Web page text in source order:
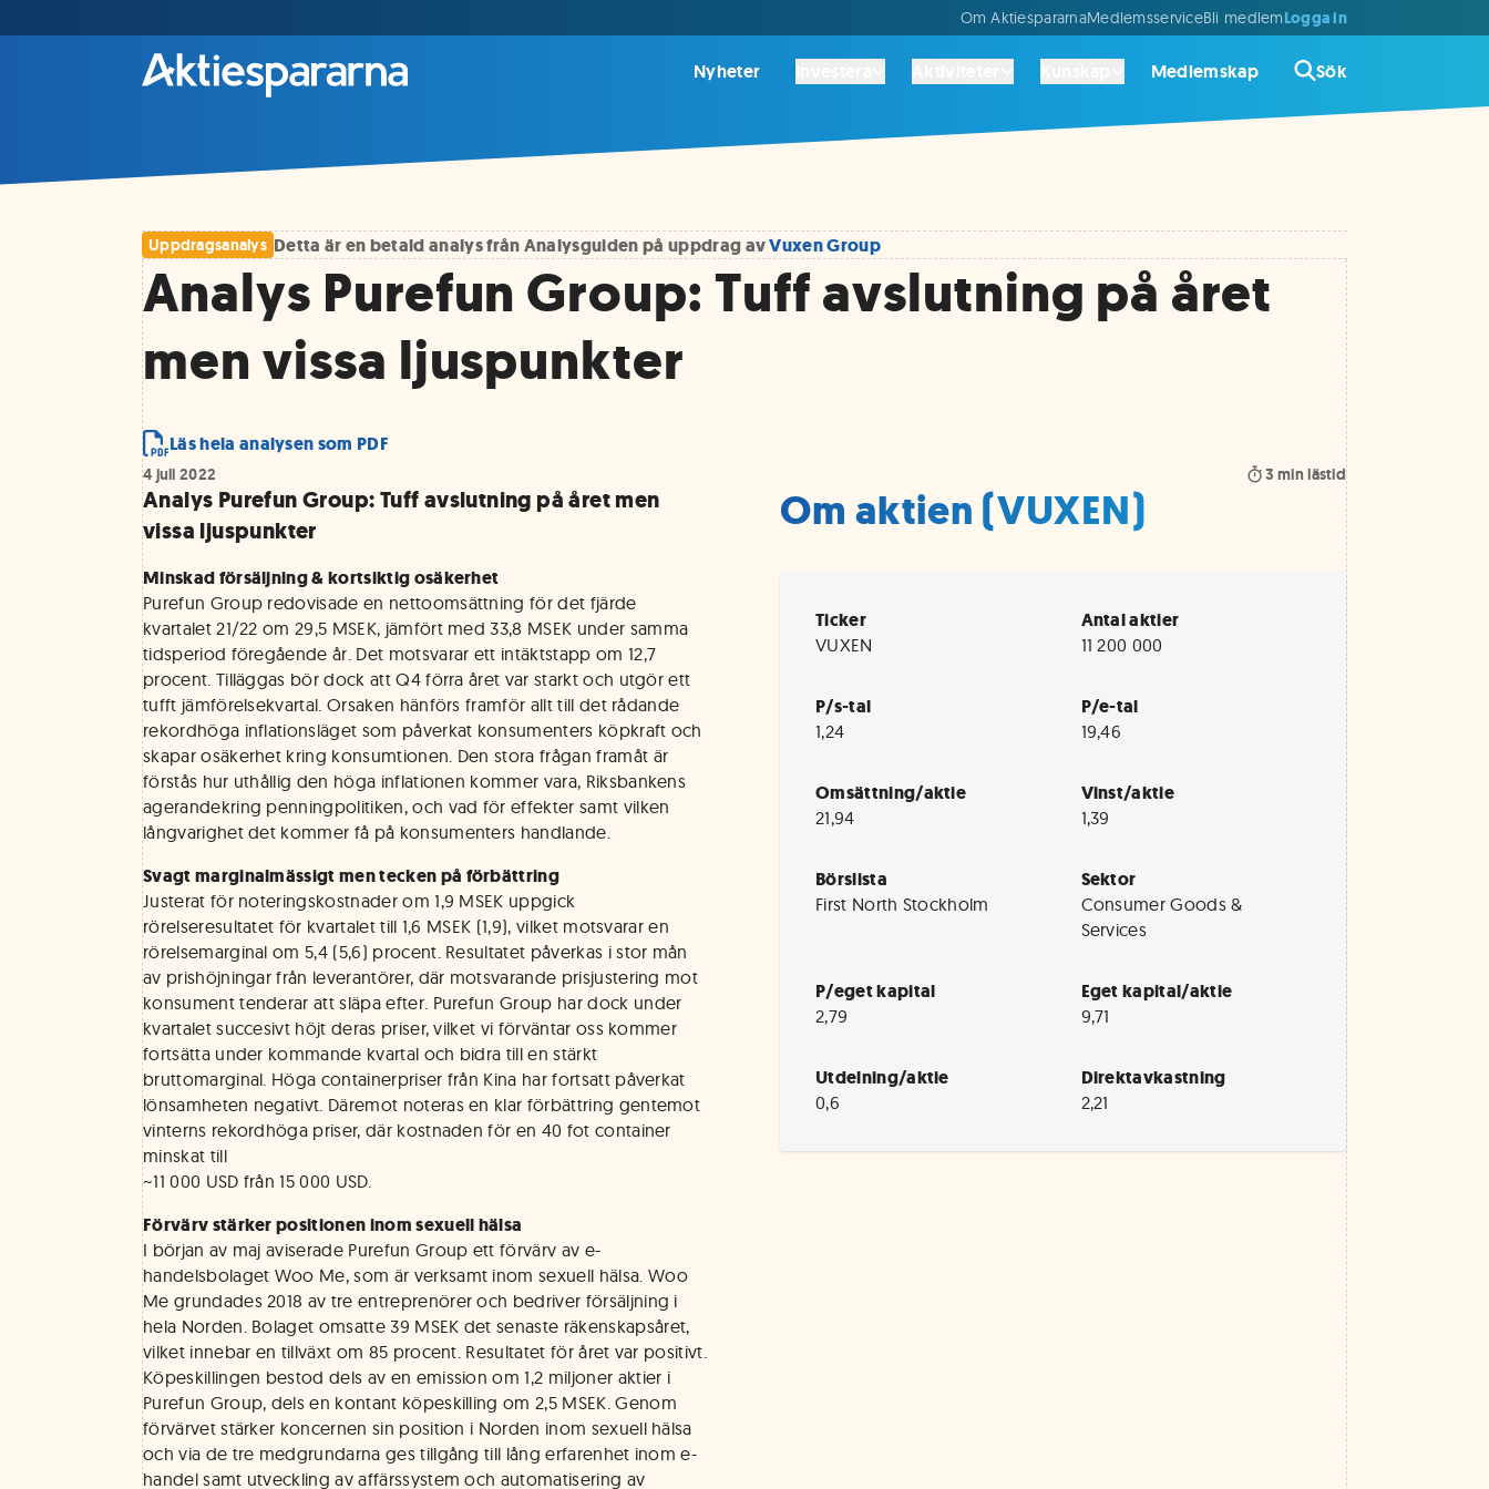
Om AktiespararnaMedlemsserviceBli medlemLogga in
Nyheter Medlemskap Sök
Uppdragsanalys Detta är en betald analys från Analysguiden på uppdrag avVuxen Group
Analys Purefun Group: Tuff avslutning på året
men vissa ljuspunkter
Läs hela analysen som PDF
4 juli 2022 3 min lästid
Analys Purefun Group: Tuff avslutning på året men
vissa ljuspunkter
Minskad försäljning & kortsiktig osäkerhet
Purefun Group redovisade en nettoomsättning för det fjärde
kvartalet 21/22 om 29,5 MSEK, jämfört med 33,8 MSEK under samma
tidsperiod föregående år. Det motsvarar ett intäktstapp om 12,7
procent. Tilläggas bör dock att Q4 förra året var starkt och utgör ett
tufft jämförelsekvartal. Orsaken hänförs framför allt till det rådande
rekordhöga inflationsläget som påverkat konsumenters köpkraft och
skapar osäkerhet kring konsumtionen. Den stora frågan framåt är
förstås hur uthållig den höga inflationen kommer vara, Riksbankens
agerandekring penningpolitiken, och vad för effekter samt vilken
långvarighet det kommer få på konsumenters handlande.
Svagt marginalmässigt men tecken på förbättring
Justerat för noteringskostnader om 1,9 MSEK uppgick
rörelseresultatet för kvartalet till 1,6 MSEK (1,9), vilket motsvarar en
rörelsemarginal om 5,4 (5,6) procent. Resultatet påverkas i stor mån
av prishöjningar från leverantörer, där motsvarande prisjustering mot
konsument tenderar att släpa efter. Purefun Group har dock under
kvartalet succesivt höjt deras priser, vilket vi förväntar oss kommer
fortsätta under kommande kvartal och bidra till en stärkt
bruttomarginal. Höga containerpriser från Kina har fortsatt påverkat
lönsamheten negativt. Däremot noteras en klar förbättring gentemot
vinterns rekordhöga priser, där kostnaden för en 40 fot container
minskat till
~11 000 USD från 15 000 USD.
Förvärv stärker positionen inom sexuell hälsa
I början av maj aviserade Purefun Group ett förvärv av e-
handelsbolaget Woo Me, som är verksamt inom sexuell hälsa. Woo
Me grundades 2018 av tre entreprenörer och bedriver försäljning i
hela Norden. Bolaget omsatte 39 MSEK det senaste räkenskapsåret,
vilket innebar en tillväxt om 85 procent. Resultatet för året var positivt.
Köpeskillingen bestod dels av en emission om 1,2 miljoner aktier i
Purefun Group, dels en kontant köpeskilling om 2,5 MSEK. Genom
förvärvet stärker koncernen sin position i Norden inom sexuell hälsa
och via de tre medgrundarna ges tillgång till lång erfarenhet inom e-
handel samt utveckling av affärssystem och automatisering av
Om aktien (VUXEN)
Ticker
VUXEN
Antal aktier
11 200 000
P/s-tal
1,24
P/e-tal
19,46
Omsättning/aktie
21,94
Vinst/aktie
1,39
Börslista
First North Stockholm
Sektor
Consumer Goods &
Services
P/eget kapital
2,79
Eget kapital/aktie
9,71
Utdelning/aktie
0,6
Direktavkastning
2,21